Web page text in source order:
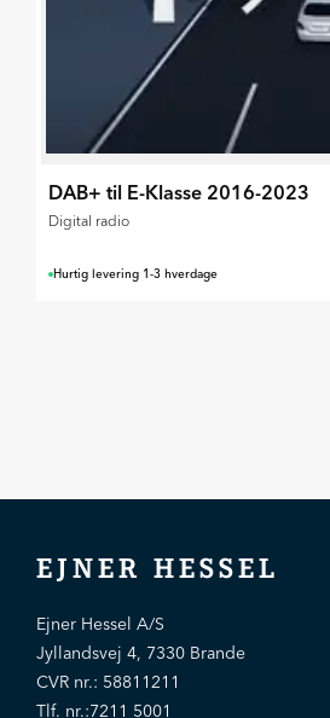
DAB+ til E-Klasse 2016-2023
Digital radio
Hurtig levering 1-3 hverdage
EJNER HESSEL
Ejner Hessel A/S
Jyllandsvej 4, 7330 Brande
CVR nr.: 58811211
Tlf. nr.:7211 5001